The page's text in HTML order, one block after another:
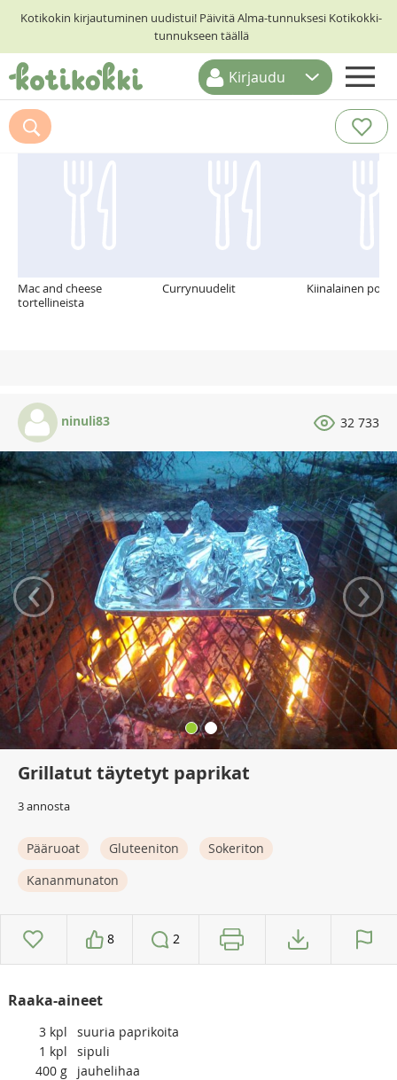
Kotikokin kirjautuminen uudistui! Päivitä Alma-tunnuksesi Kotikokki-
tunnukseen täällä
ETUSIVU
RESEPTIHAKU
Kirjaudu
Suosittelemme myös
Mac and cheese
tortellineista
Currynuudelit Kiinalainen
ninuli83 32 733
‹ ›
Grillatut täytetyt paprikat
3 annosta
Pääruoat Gluteeniton
Sokeriton
Kananmunaton
8 2
Raaka-aineet
3 kpl
suuria paprikoita
1 kpl
sipuli
400 g
jauhelihaa